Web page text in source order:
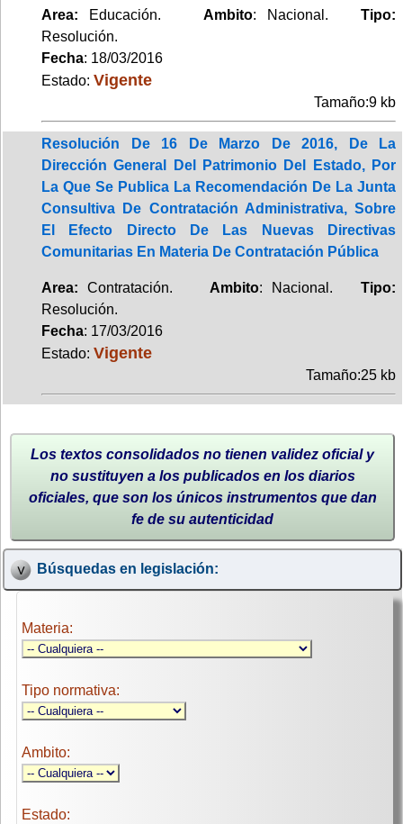
Area: Educación.Ambito: Nacional.Tipo:
Resolución.
Fecha: 18/03/2016
Estado: Vigente
Tamaño:9 kb
Resolución De 16 De Marzo De 2016, De La
Dirección General Del Patrimonio Del Estado, Por
La Que Se Publica La Recomendación De La Junta
Consultiva De Contratación Administrativa, Sobre
El Efecto Directo De Las Nuevas Directivas
Comunitarias En Materia De Contratación Pública
Area: Contratación. Ambito: Nacional.Tipo:
Resolución.
Fecha: 17/03/2016
Estado: Vigente
Tamaño:25 kb
Los textos consolidados no tienen validez oficial y
no sustituyen a los publicados en los diarios
oficiales, que son los únicos instrumentos que dan
fe de su autenticidad
Búsquedas en legislación:
Materia:
Tipo normativa:
Ambito:
Estado: